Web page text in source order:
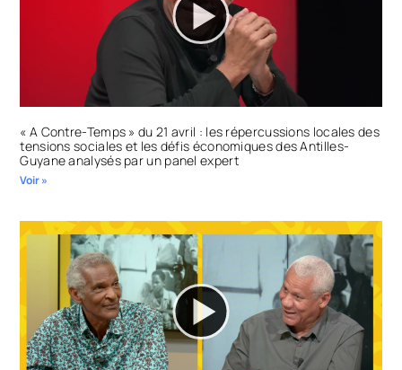
« A Contre-Temps » du 21 avril : les répercussions locales des
tensions sociales et les défis économiques des Antilles-
Guyane analysés par un panel expert
Voir »